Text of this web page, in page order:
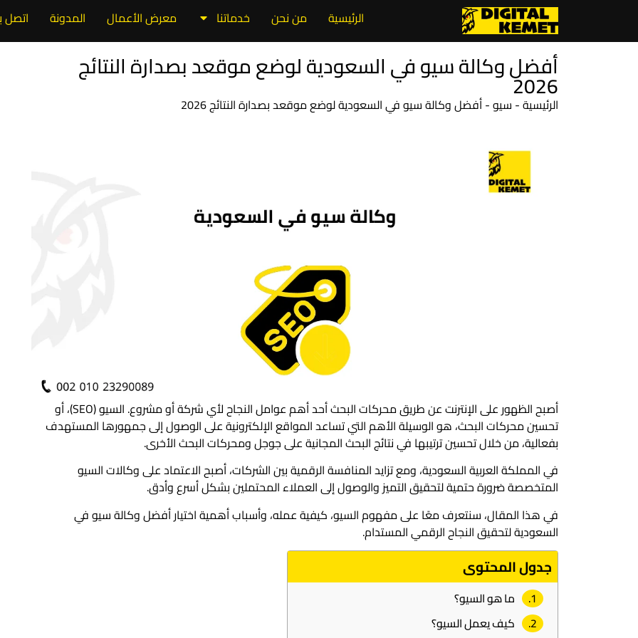
الرئيسية من نحن خدماتنا معرض الأعمال المدونة اتصل
أفضل وكالة سيو في السعودية لوضع موقعد بصدارة النتائج
2026
الرئيسية- سيو-أفضل وكالة سيو في السعودية لوضع موقعد بصدارة النتائج 2026
أصبح الظهور على الإنترنت عن طريق محركات البحث أحد أهم عوامل النجاح لأي شركة أو مشروع. السيو (SEO)، أو
تحسين محركات البحث، هو الوسيلة الأهم التي تساعد المواقع الإلكترونية على الوصول إلى جمهورها المستهدف
بفعالية، من خلال تحسين ترتيبها في نتائج البحث المجانية على جوجل ومحركات البحث الأخرى.
في المملكة العربية السعودية، ومع تزايد المنافسة الرقمية بين الشركات، أصبح الاعتماد على وكالات السيو
المتخصصة ضرورة حتمية لتحقيق التميز والوصول إلى العملاء المحتملين بشكل أسرع وأدق.
في هذا المقال، سنتعرف معًا على مفهوم السيو، كيفية عمله، وأسباب أهمية اختيار أفضل وكالة سيو في
السعودية لتحقيق النجاح الرقمي المستدام.
جدول المحتوى
ما هو السيو؟
كيف يعمل السيو؟